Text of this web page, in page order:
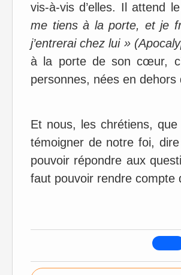
vis-à-vis d’elles. Il attend
me tiens à la porte, et je
j’entrerai chez lui »
à la porte de son cœur,
personnes, nées en
Et nous, les chrétiens,
témoigner de notre foi,
pouvoir répondre aux
faut pouvoir rendre compte